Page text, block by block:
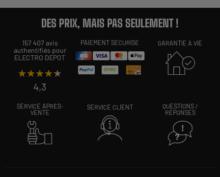
DES PRIX, MAIS PAS SEULEMENT !
157 407 avis
authentifiés pour
ELECTRO DEPOT
★★★★★
★★★★★
4,3
PAIEMENT SÉCURISÉ GARANTIE À VIE
SERVICE APRÈS-
VENTE
SERVICE CLIENT
QUESTIONS /
RÉPONSES